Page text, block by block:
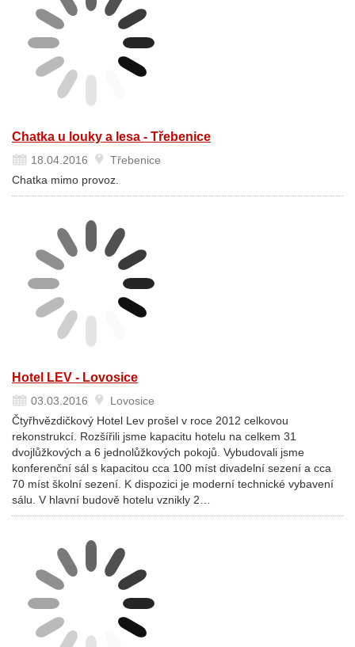
Chatka u louky a lesa - Třebenice
18.04.2016
Třebenice
Chatka mimo provoz.
Hotel LEV - Lovosice
03.03.2016
Lovosice
Čtyřhvězdičkový Hotel Lev prošel v roce 2012 celkovou
rekonstrukcí. Rozšířili jsme kapacitu hotelu na celkem 31
dvojlůžkových a 6 jednolůžkových pokojů. Vybudovali jsme
konferenční sál s kapacitou cca 100 míst divadelní sezení a cca
70 míst školní sezení. K dispozici je moderní technické vybavení
sálu. V hlavní budově hotelu vznikly 2…